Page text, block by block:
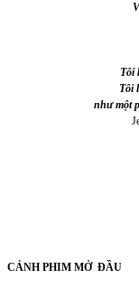
Tôi
Tôi
như một
CẢNH PHIM MỞ ĐẦU